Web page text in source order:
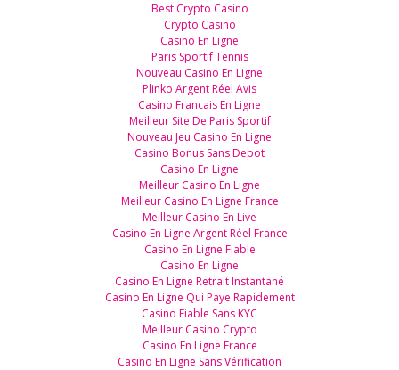
Best Crypto Casino
Crypto Casino
Casino En Ligne
Paris Sportif Tennis
Nouveau Casino En Ligne
Plinko Argent Réel Avis
Casino Francais En Ligne
Meilleur Site De Paris Sportif
Nouveau Jeu Casino En Ligne
Casino Bonus Sans Depot
Casino En Ligne
Meilleur Casino En Ligne
Meilleur Casino En Ligne France
Meilleur Casino En Live
Casino En Ligne Argent Réel France
Casino En Ligne Fiable
Casino En Ligne
Casino En Ligne Retrait Instantané
Casino En Ligne Qui Paye Rapidement
Casino Fiable Sans KYC
Meilleur Casino Crypto
Casino En Ligne France
Casino En Ligne Sans Vérification